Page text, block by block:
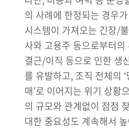
의 사례에 한정되는 경우
시스템이 가져오는 긴장/
사와 고용주 등으로부터
결근/이직 등으로 인한 생
를 유발하고, 조직 전체의
매’로 이어지는 위기 상황
의 규모와 관계없이 점점
대한 중요성도 계속해서